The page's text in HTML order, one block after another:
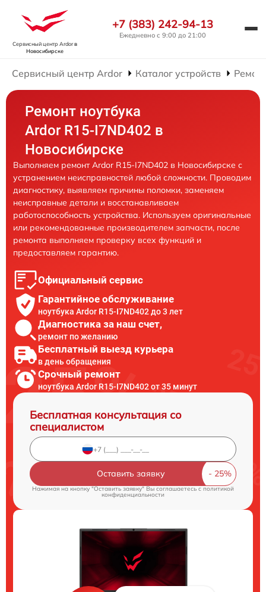
Сервисный центр Ardorв
Новосибирске
+7 (383) 242-94-13
Ежедневно с 9:00 до 21:00
Сервисный центр Ardor Каталог устройств
Ремонт ноутбука
Ardor R15-I7ND402 в
Новосибирске
Выполняем ремонт Ardor R15-I7ND402 в Новосибирске с
устранением неисправностей любой сложности. Проводим
диагностику, выявляем причины поломки, заменяем
неисправные детали и восстанавливаем
работоспособность устройства. Используем оригинальные
или рекомендованные производителем запчасти, после
ремонта выполняем проверку всех функций и
предоставляем гарантию.
Официальный сервис
Гарантийное обслуживание
ноутбука Ardor R15-I7ND402 до 3 лет
Диагностика за наш счет,
ремонт по желанию
Бесплатный выезд курьера
в день обращения
Срочный ремонт
ноутбука Ardor R15-I7ND402 от 35 минут
Бесплатная консультация со
специалистом
Оставить заявку
Нажимая на кнопку "Оставить заявку" Вы соглашаетесь cполитикой
конфиденциальности